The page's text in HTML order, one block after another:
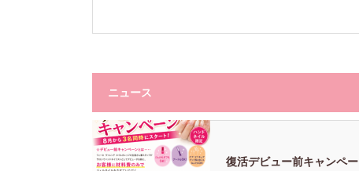
ニュース
復活デビュー前キャンペー